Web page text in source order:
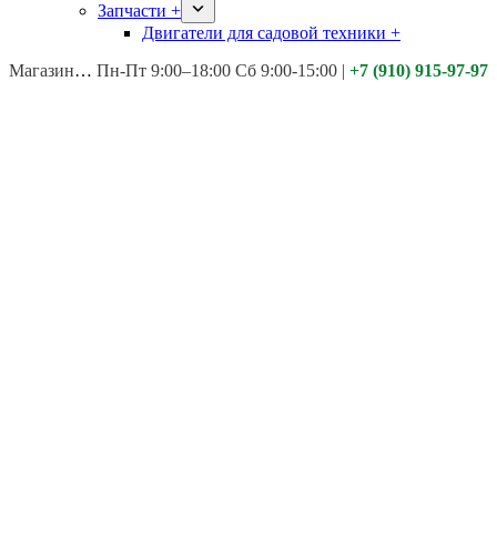
Запчасти +
Двигатели для садовой техники +
Магазины: Калуга ул. Московская д.113
Пн-Пт 9:00–18:00 Сб 9:00-15:00 | +7 (910) 915-97-97